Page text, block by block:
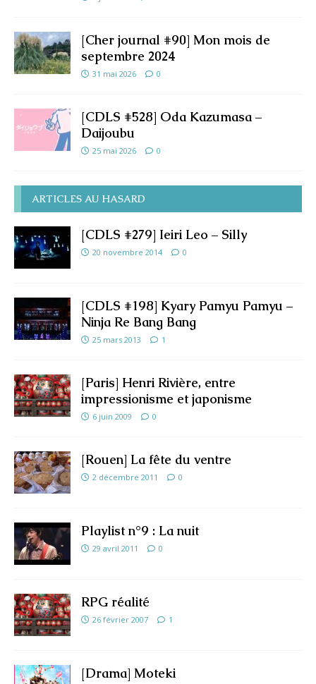
[Cher journal #90] Mon mois de
septembre 2024
31 mai 2026 0
[CDLS #528] Oda Kazumasa –
Daijoubu
25 mai 2026 0
ARTICLES AU HASARD
[CDLS #279] Ieiri Leo – Silly
20 novembre 2014 0
[CDLS #198] Kyary Pamyu Pamyu –
Ninja Re Bang Bang
25 mars 2013 1
[Paris] Henri Rivière, entre
impressionisme et japonisme
6 juin 2009 0
[Rouen] La fête du ventre
2 décembre 2011 0
Playlist n°9 : La nuit
29 avril 2011 0
RPG réalité
26 février 2007 1
[Drama] Moteki